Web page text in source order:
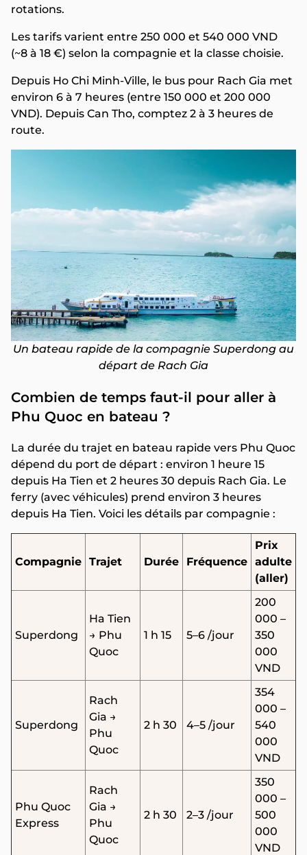
rotations.
Les tarifs varient entre 250 000 et 540 000 VND
(~8 à 18 €) selon la compagnie et la classe choisie.
Depuis Ho Chi Minh-Ville, le bus pour Rach Gia met
environ 6 à 7 heures (entre 150 000 et 200 000
VND). Depuis Can Tho, comptez 2 à 3 heures de
route.
Un bateau rapide de la compagnie Superdong au
départ de Rach Gia
Combien de temps faut-il pour aller à
Phu Quoc en bateau ?
La durée du trajet en bateau rapide vers Phu Quoc
dépend du port de départ : environ 1 heure 15
depuis Ha Tien et 2 heures 30 depuis Rach Gia. Le
ferry (avec véhicules) prend environ 3 heures
depuis Ha Tien. Voici les détails par compagnie :
Compagnie Trajet Durée Fréquence
Prix
adulte
(aller)
Superdong
Ha Tien
→ Phu
Quoc
1 h 15 5–6 /jour
200
000 –
350
000
VND
Superdong
Rach
Gia →
Phu
Quoc
2 h 30 4–5 /jour
354
000 –
540
000
VND
Phu Quoc
Express
Rach
Gia →
Phu
Quoc
2 h 30 2–3 /jour
350
000 –
500
000
VND